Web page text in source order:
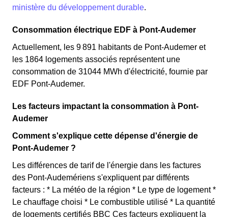
ministère du développement durable.
Consommation électrique EDF à Pont-Audemer
Actuellement, les 9 891 habitants de Pont-Audemer et
les 1864 logements associés représentent une
consommation de 31044 MWh d'électricité, fournie par
EDF Pont-Audemer.
Les facteurs impactant la consommation à Pont-
Audemer
Comment s'explique cette dépense d'énergie de
Pont-Audemer ?
Les différences de tarif de l'énergie dans les factures
des Pont-Audemériens s'expliquent par différents
facteurs : * La météo de la région * Le type de logement *
Le chauffage choisi * Le combustible utilisé * La quantité
de logements certifiés BBC Ces facteurs expliquent la